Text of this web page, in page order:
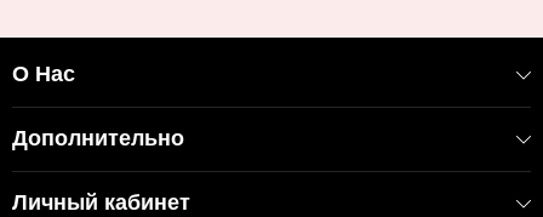
О Нас
Дополнительно
Личный кабинет